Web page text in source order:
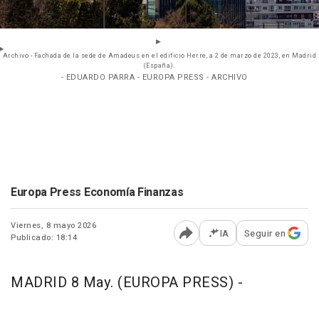
Archivo - Fachada de la sede de Amadeus en el edificio Herre, a 2 de marzo de 2023, en Madrid
(España).
- EDUARDO PARRA - EUROPA PRESS - ARCHIVO
Europa Press Economía Finanzas
Viernes, 8 mayo 2026
Publicado: 18:14
Abrir opciones para
IA Seguir en
MADRID 8 May. (EUROPA PRESS) -